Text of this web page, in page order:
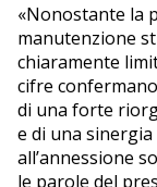
«Nonostante la
manutenzione
chiaramente
cifre
di una forte
e di una
all’annessione
le parole del